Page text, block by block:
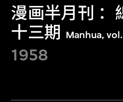
漫画半月刊 ：
十三期
Manhua,
1958